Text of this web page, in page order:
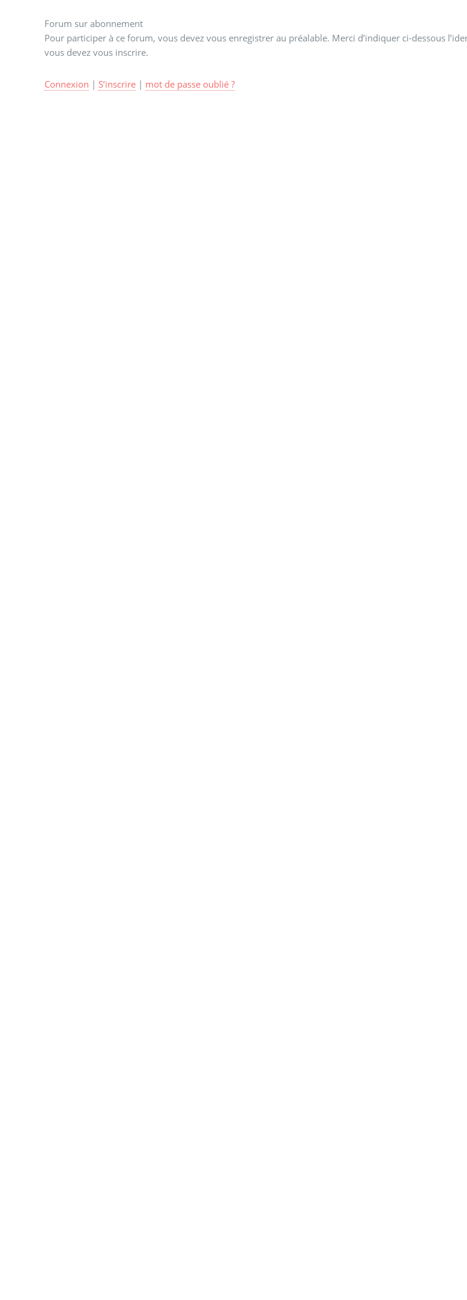
Forum sur abonnement
Pour participer à ce forum, vous devez vous enregistrer au préalable. Merci d’indiquer ci-dessous
vous devez vous inscrire.
Connexion | S’inscrire| mot de passe oublié ?